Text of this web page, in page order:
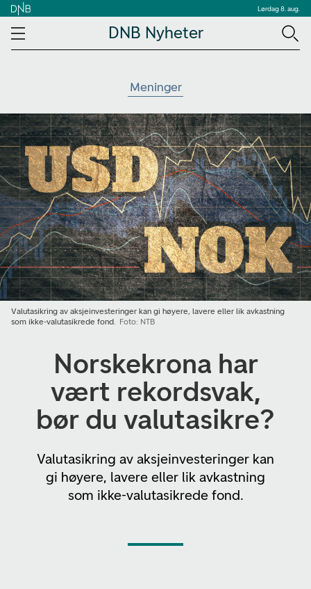
Lørdag 8. aug.
DNB Nyheter
Meninger
Valutasikring av aksjeinvesteringer kan gi høyere, lavere eller lik avkastning
som ikke-valutasikrede fond.
Foto: NTB
Norskekrona har
vært rekordsvak,
bør du valutasikre?
Valutasikring av aksjeinvesteringer kan
gi høyere, lavere eller lik avkastning
som ikke-valutasikrede fond.